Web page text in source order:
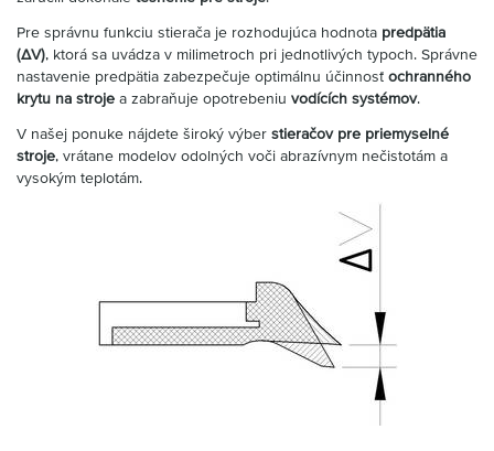
Pre správnu funkciu stierača je rozhodujúca hodnota predpätia
(ΔV), ktorá sa uvádza v milimetroch pri jednotlivých typoch. Správne
nastavenie predpätia zabezpečuje optimálnu účinnosť ochranného
krytu na stroje a zabraňuje opotrebeniu vodících systémov.
V našej ponuke nájdete široký výber stieračov pre priemyselné
stroje, vrátane modelov odolných voči abrazívnym nečistotám a
vysokým teplotám.